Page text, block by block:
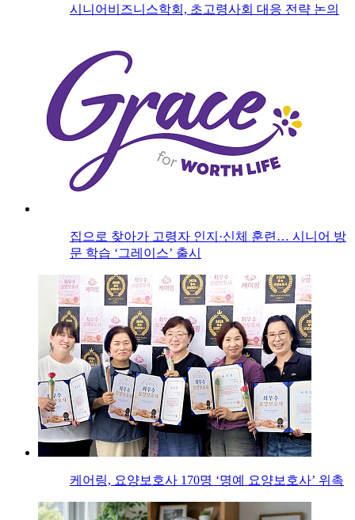
시니어비즈니스학회, 초고령사회 대응 전략 논의
집으로 찾아가 고령자 인지·신체 훈련… 시니어 방
문 학습 ‘그레이스’ 출시
케어링, 요양보호사 170명 ‘명예 요양보호사’ 위촉